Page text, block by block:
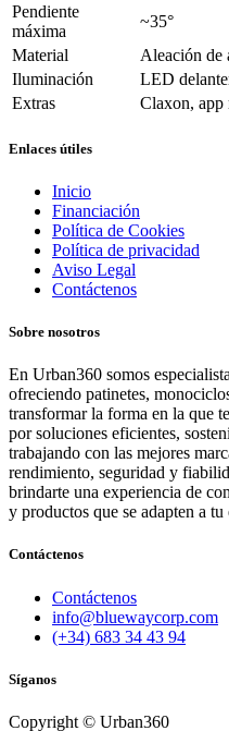
Pendiente
máxima
~35°
Material
Aleación de
Iluminación
LED
Extras
Claxon,
Enlaces útiles
Inicio
Financiación
Política de Cookies
Política de privacidad
Aviso Legal
Contáctenos
Sobre nosotros
En Urban360 somos
ofreciendo patinetes,
transformar la forma en la que
por soluciones eficientes,
trabajando con las mejores
rendimiento, seguridad y
brindarte una experiencia de
y productos que se adapten a
Contáctenos
Contáctenos
info@bluewaycorp.com
(+34) 683 34 43 94
Síganos
Copyright © Urban360